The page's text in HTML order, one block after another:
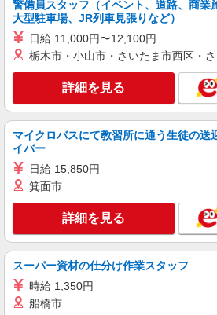
万円支給(規定有) お友達を紹介頂くと, インセンテ
ィブ支給(規定有) ★月2回払い・週払い可能（規程
有）★ ゜・。○。・゜+
キープ
株式会社シエロ
【楽天モバイル】人
販売
時給1700円〜2000
残業代支給 ★交通費別
+゜・。○。・゜+゜・
有）★ ゜・。○。・゜+
富山県富山市の楽
キープ
スマホ携帯販売【ドコ
時給1500円〜 ※残
警備員スタッフ（イベント、道路、商業
大型駐車場、JR列車見張りなど）
日給 11,000円〜12,100円
栃木市・小山市・さいたま市西区・
詳細を見る
マイクロバスにて教習所に通う生徒の送
イバー
日給 15,850円
箕面市
詳細を見る
スーパー資材の仕分け作業スタッフ
時給 1,350円
船橋市